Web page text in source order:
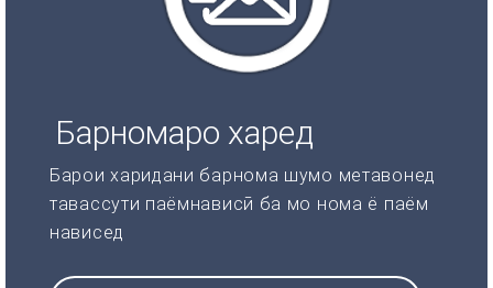
Барномаро харед
Барои харидани барнома шумо метавонед
тавассути паёмнависӣ ба мо нома ё паём
нависед